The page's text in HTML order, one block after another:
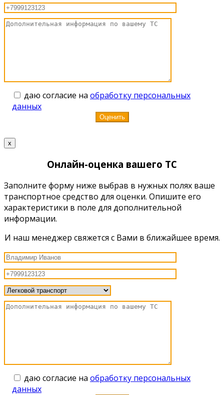
даю согласие на обработку персональных
данных
x
Онлайн-оценка вашего ТС
Заполните форму ниже выбрав в нужных полях ваше
транспортное средство для оценки. Опишите его
характеристики в поле для дополнительной
информации.
И наш менеджер свяжется с Вами в ближайшее время.
даю согласие на обработку персональных
данных